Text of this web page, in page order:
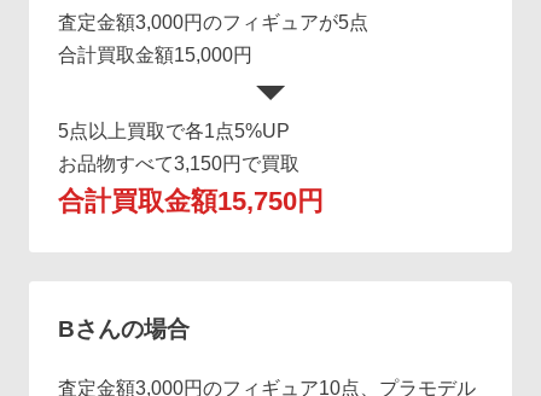
査定金額3,000円のフィギュアが5点
合計買取金額15,000円
5点以上買取で各1点5%UP
お品物すべて3,150円で買取
合計買取金額15,750円
Bさんの場合
査定金額3,000円のフィギュア10点、プラモデル